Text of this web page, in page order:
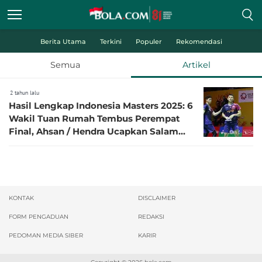
Berita Utama Terkini Populer Rekomendasi
Semua Artikel
2 tahun lalu
Hasil Lengkap Indonesia Masters 2025: 6
Wakil Tuan Rumah Tembus Perempat
Final, Ahsan / Hendra Ucapkan Salam
KONTAK DISCLAIMER
FORM PENGADUAN REDAKSI
PEDOMAN MEDIA SIBER KARIR